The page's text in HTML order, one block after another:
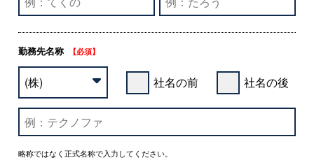
勤務先名称 【必須】
社名の前 社名の後
略称ではなく正式名称で入力してください。